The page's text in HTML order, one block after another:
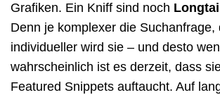
Grafiken. Ein Kniff sind noch
Denn je komplexer die Suchanfrage,
individueller wird sie – und desto
wahrscheinlich ist es derzeit, dass
Featured Snippets auftaucht. Auf